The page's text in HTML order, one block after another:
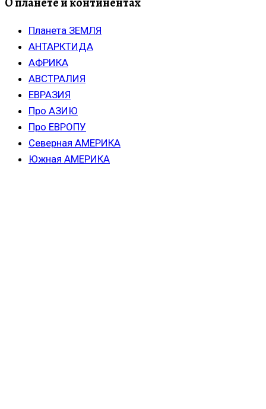
Планета ЗЕМЛЯ
АНТАРКТИДА
АФРИКА
АВСТРАЛИЯ
ЕВРАЗИЯ
Про АЗИЮ
Про ЕВРОПУ
Северная АМЕРИКА
Южная АМЕРИКА